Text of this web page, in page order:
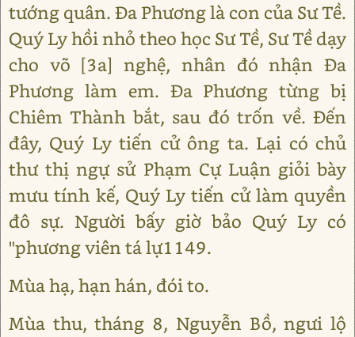
tướng quân. Đa Phương là con của Sư Tề.
Quý Ly hồi nhỏ theo học Sư Tề, Sư Tề dạy
cho võ [3a] nghệ, nhân đó nhận Đa
Phương làm em. Đa Phương từng bị
Chiêm Thành bắt, sau đó trốn về. Đến
đây, Quý Ly tiến cử ông ta. Lại có chủ
thư thị ngự sử Phạm Cự Luận giỏi bày
mưu tính kế, Quý Ly tiến cử làm quyền
đô sự. Người bấy giờ bảo Quý Ly có
"phương viên tá lự1149.
Mùa hạ, hạn hán, đói to.
Mùa thu, tháng 8, Nguyễn Bồ, ngưi lộ